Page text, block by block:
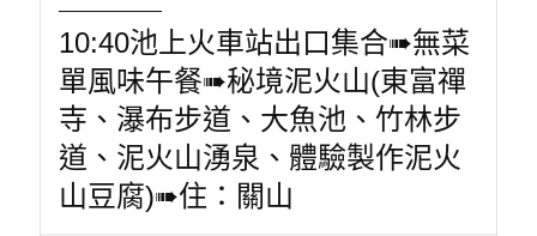
10:40池上火車站出口集合➠無菜
單風味午餐➠秘境泥火山(東富禪
寺、瀑布步道、大魚池、竹林步
道、泥火山湧泉、體驗製作泥火
山豆腐)➠住：關山